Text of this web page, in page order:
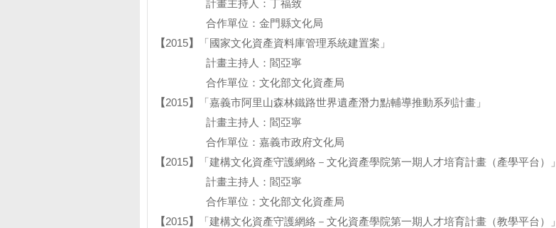
計畫主持人：丁福致
合作單位：金門縣文化局
【2015】
「國家文化資產資料庫管理系統建置案」
計畫主持人：閻亞寧
合作單位：文化部文化資產局
【2015】
「嘉義市阿里山森林鐵路世界遺產潛力點輔導推動系列計畫」
計畫主持人：閻亞寧
合作單位：嘉義市政府文化局
【2015】
「建構文化資產守護網絡－文化資產學院第一期人才培育計畫（產學平台）」
計畫主持人：閻亞寧
合作單位：文化部文化資產局
【2015】
「建構文化資產守護網絡－文化資產學院第一期人才培育計畫（教學平台）」